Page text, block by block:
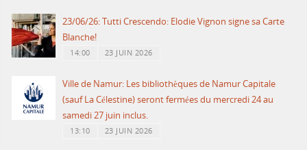
23/06/26: Tutti Crescendo: Elodie Vignon signe sa Carte
Blanche!
14:00 23 JUIN 2026
Ville de Namur: Les bibliothèques de Namur Capitale
(sauf La Célestine) seront fermées du mercredi 24 au
samedi 27 juin inclus.
13:10 23 JUIN 2026